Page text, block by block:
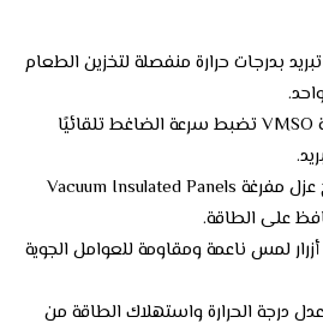
بدرجات حرارة منفصلة لتخزين الطعام
أداء ذكي موفر للطاقة: تقنية VMSO تضبط سرعة الضاغط تلقائيًا
عزل VIP فائق الفاعلية: ألواح عزل مفرغة Vacuum Insulated Panels
على الطاقة.
لمس ناعمة ومقاومة للعوامل الجوية
درجة الحرارة واستهلاك الطاقة من